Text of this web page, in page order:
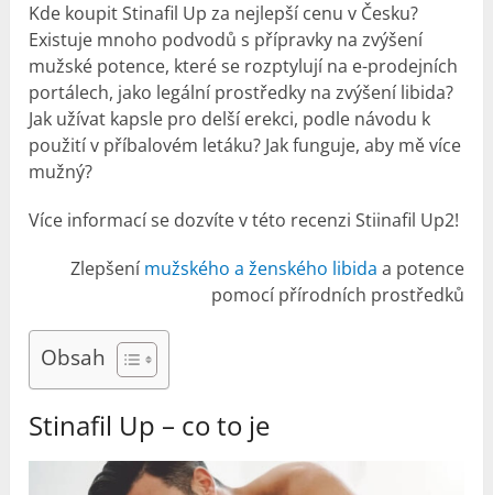
Kde koupit Stinafil Up za nejlepší cenu v Česku?
Existuje mnoho podvodů s přípravky na zvýšení
mužské potence, které se rozptylují na e-prodejních
portálech, jako legální prostředky na zvýšení libida?
Jak užívat kapsle pro delší erekci, podle návodu k
použití v příbalovém letáku? Jak funguje, aby mě více
mužný?
Více informací se dozvíte v této recenzi Stiinafil Up2!
Zlepšení mužského a ženského libida a potence
pomocí přírodních prostředků
Obsah
Stinafil Up – co to je